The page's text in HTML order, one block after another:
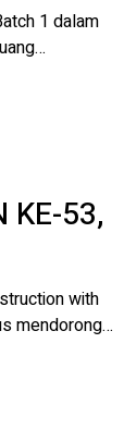
1 dalam
KE-53,
with
mendorong…